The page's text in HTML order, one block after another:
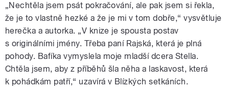
„N echtěla jsem psát pokračování, ale pak jsem si řekla,
že je to vlastně hezké a že je mi v tom dobře,“ vysvětluje
herečka a autorka. „V knize je spousta postav
s originálními jmény. Třeba paní Rajská, která je plná
pohody. Bafíka vymyslela moje mladší dcera Stella.
Chtěla jsem, aby z příběhů šla něha a laskavost, která
k pohádkám patří,“ uzavírá v Blízkých setkáních.